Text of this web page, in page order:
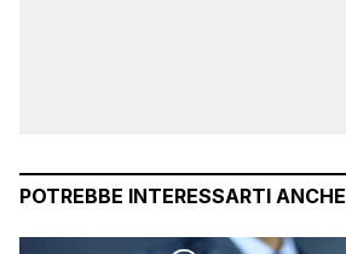
POTREBBE INTERESSARTI ANCHE